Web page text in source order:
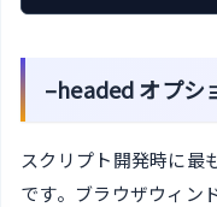
–headed オプシ
スクリプト開発時に最
です。ブラウザウィン